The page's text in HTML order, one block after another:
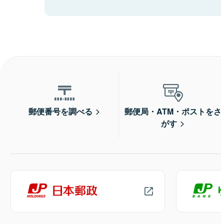
郵便番号を調べる
郵便局・ATM・ポストをさ
がす